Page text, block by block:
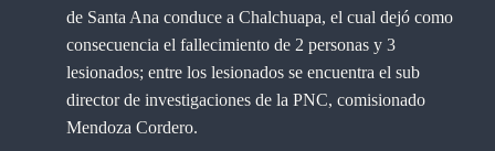
de Santa Ana conduce a Chalchuapa, el cual dejó como
consecuencia el fallecimiento de 2 personas y 3
lesionados; entre los lesionados se encuentra el sub
director de investigaciones de la PNC, comisionado
Mendoza Cordero.